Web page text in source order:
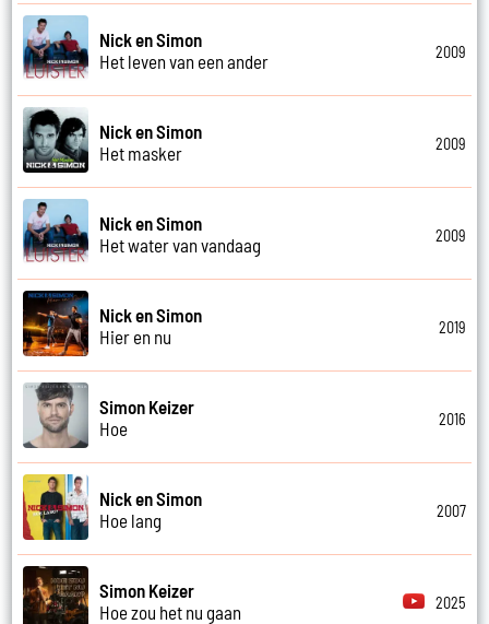
Nick en Simon
Het leven van een ander
2009
Nick en Simon
Het masker
2009
Nick en Simon
Het water van vandaag
2009
Nick en Simon
Hier en nu
2019
Simon Keizer
Hoe
2016
Nick en Simon
Hoe lang
2007
Simon Keizer
Hoe zou het nu gaan
2025